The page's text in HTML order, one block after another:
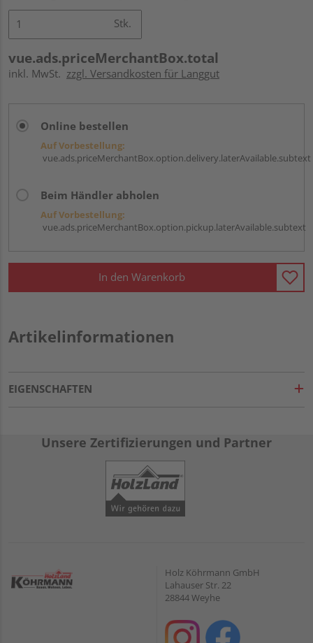
Stk.
vue.ads.priceMerchantBox.total
inkl. MwSt. zzgl. Versandkosten für Langgut
Online bestellen
Auf Vorbestellung:
vue.ads.priceMerchantBox.option.delivery.laterAvailable.subtext
Beim Händler abholen
Auf Vorbestellung:
vue.ads.priceMerchantBox.option.pickup.laterAvailable.subtext
In den Warenkorb
Artikelinformationen
EIGENSCHAFTEN
Unsere Zertifizierungen und Partner
Holz Köhrmann GmbH
Lahauser Str. 22
28844 Weyhe